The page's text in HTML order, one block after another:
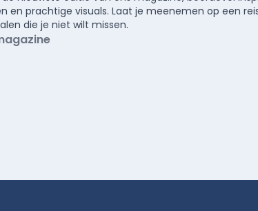
en prachtige visuals. Laat je meenemen op een
die je niet wilt missen.